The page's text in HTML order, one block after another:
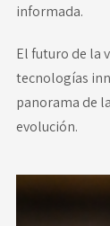
informada.
El futuro de la
tecnologías
panorama de
evolución.